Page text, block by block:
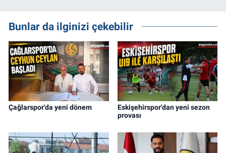
Bunlar da ilginizi çekebilir
Çağlarspor'da yeni dönem
Eskişehirspor'dan yeni sezon
provası